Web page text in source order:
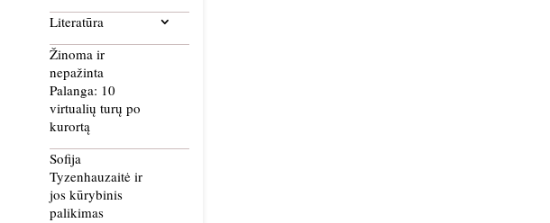
Literatūra
Žinoma ir
nepažinta
Palanga: 10
virtualių turų po
kurortą
Sofija
Tyzenhauzaitė ir
jos kūrybinis
palikimas